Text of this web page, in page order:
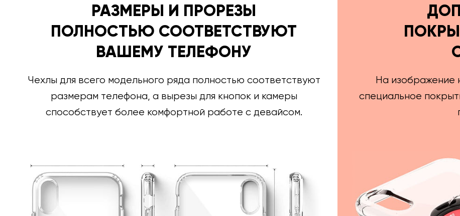
РАЗМЕРЫ И ПРОРЕЗЫ
ПОЛНОСТЬЮ СООТВЕТСТВУЮТ
ВАШЕМУ ТЕЛЕФОНУ
Чехлы для всего модельного ряда полностью соответствуют
размерам телефона, а вырезы для кнопок и камеры
способствует более комфортной работе с девайсом.
На изображение
специальное